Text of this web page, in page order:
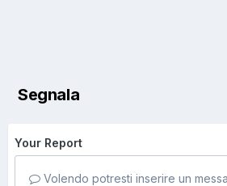
Segnala
Your Report
Volendo potresti inserire un